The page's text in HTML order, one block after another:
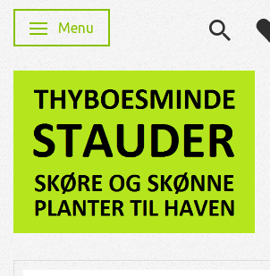
Skifte navigation
Menu